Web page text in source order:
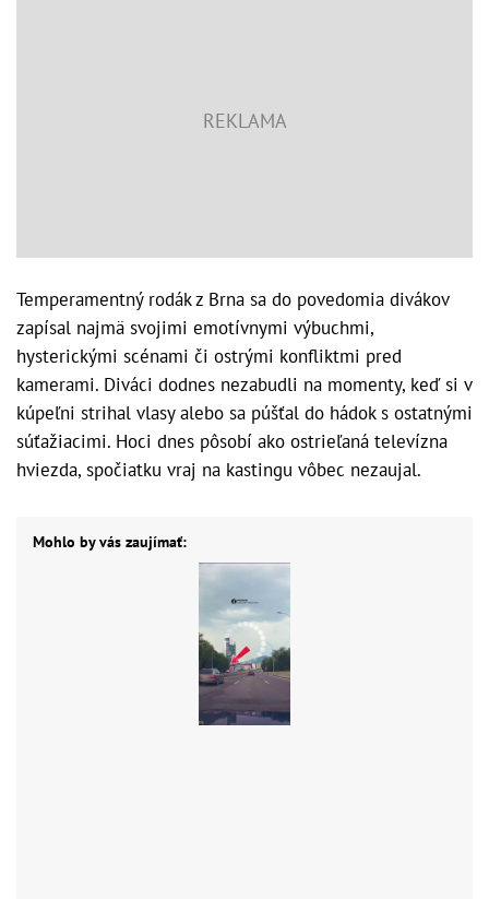
Temperamentný rodák z Brna sa do povedomia divákov
zapísal najmä svojimi emotívnymi výbuchmi,
hysterickými scénami či ostrými konfliktmi pred
kamerami. Diváci dodnes nezabudli na momenty, keď si v
kúpeľni strihal vlasy alebo sa púšťal do hádok s ostatnými
súťažiacimi. Hoci dnes pôsobí ako ostrieľaná televízna
hviezda, spočiatku vraj na kastingu vôbec nezaujal.
Mohlo by vás zaujímať: